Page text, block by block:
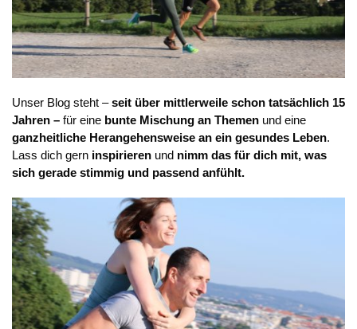
Unser Blog steht –seit über mittlerweile schon tatsächlich 15
Jahren – für eine bunte Mischung an Themen und eine
ganzheitliche Herangehensweise an ein gesundes Leben.
Lass dich gern inspirieren und nimm das für dich mit, was
sich gerade stimmig und passend anfühlt.